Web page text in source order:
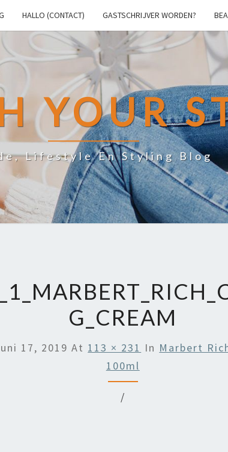
HALLO (CONTACT) GASTSCHRIJVER WORDEN?
YOUR
Lifestyle En Styling Blog
G_CREAM
17, 2019 At 113 × 231 In Marbert
100ml
/